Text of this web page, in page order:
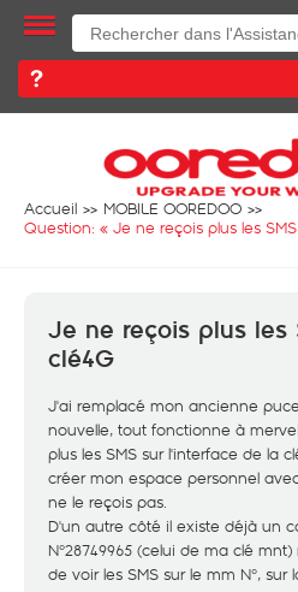
Accueil
MOBILE OOREDOO
Question: « Je ne reçois plus les
Je ne reçois plus les
clé4G
J'ai remplacé mon ancienne
nouvelle, tout fonctionne à
plus les SMS sur l'interface de la
créer mon espace personnel
ne le reçois pas.
D'un autre côté il existe déjà un
N°28749965 (celui de ma clé
de voir les SMS sur le mm N°, sur